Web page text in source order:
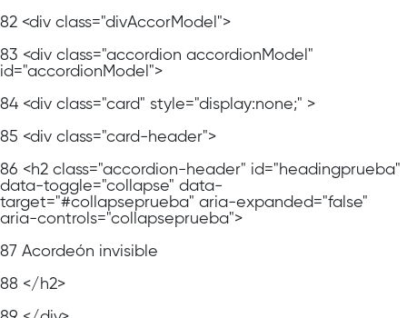
82 <div class="divAccorModel">
83 <div class="accordion accordionModel"
id="accordionModel">
84 <div class="card" style="display:none;" >
85 <div class="card-header">
86 <h2 class="accordion-header" id="headingprueba"
data-toggle="collapse" data-
target="#collapseprueba" aria-expanded="false"
aria-controls="collapseprueba">
87 Acordeón invisible
88 </h2>